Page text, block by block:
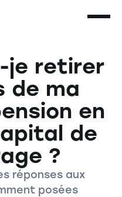
je retirer
de ma
en
de
?
réponses aux
posées